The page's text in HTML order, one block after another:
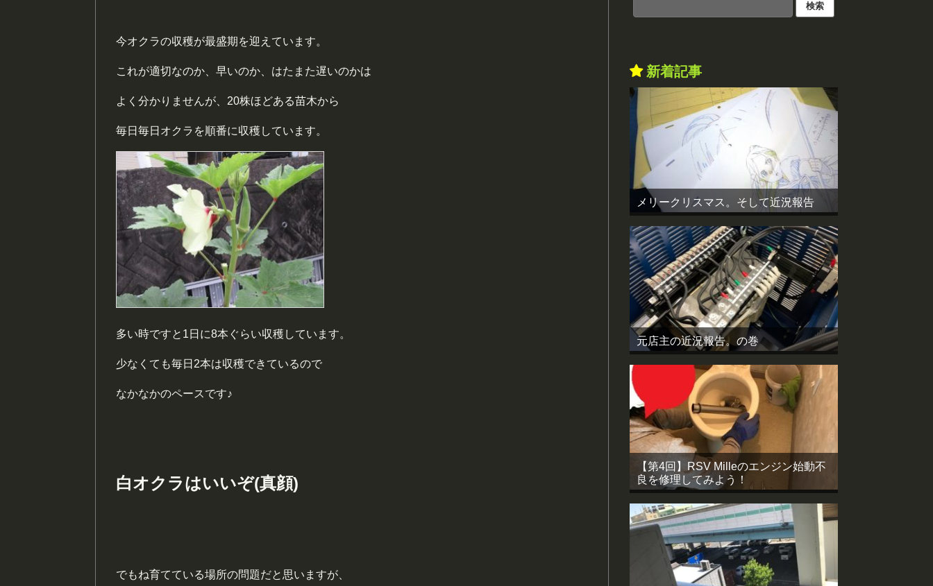
今オクラの収穫が最盛期を迎えています。
これが適切なのか、早いのか、はたまた遅いのかは
よく分かりませんが、20株ほどある苗木から
毎日毎日オクラを順番に収穫しています。
多い時ですと1日に8本ぐらい収穫しています。
少なくても毎日2本は収穫できているので
なかなかのペースです♪
白オクラはいいぞ(真顔)
でもね育てている場所の問題だと思いますが、
新着記事
メリークリスマス。そして近況報告
元店主の近況報告。の巻
【第4回】RSV Milleのエンジン始動不
良を修理してみよう！